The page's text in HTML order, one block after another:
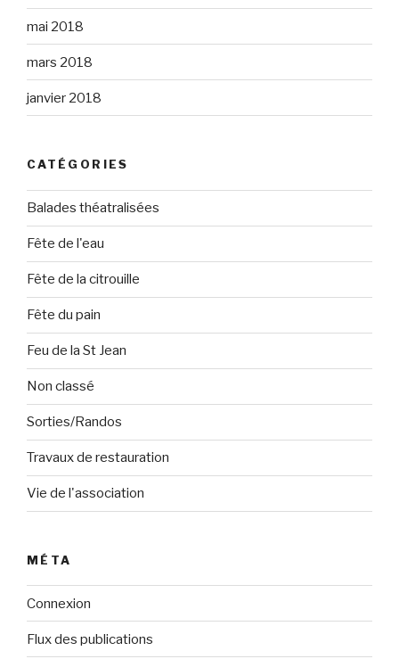
mai 2018
mars 2018
janvier 2018
CATÉGORIES
Balades théatralisées
Fête de l'eau
Fête de la citrouille
Fête du pain
Feu de la St Jean
Non classé
Sorties/Randos
Travaux de restauration
Vie de l'association
MÉTA
Connexion
Flux des publications